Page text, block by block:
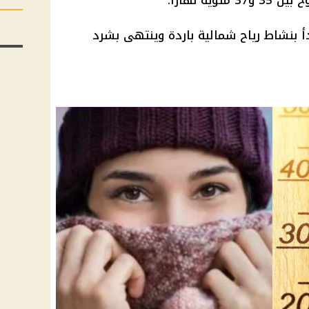
بنشاط رياح شمالية باردة وينتهى بشرد